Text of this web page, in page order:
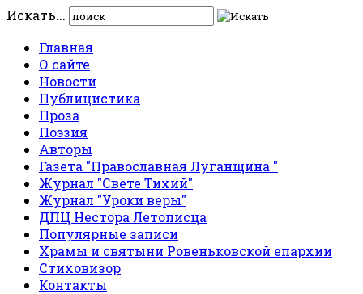
Искать...
Главная
О сайте
Новости
Публицистика
Проза
Поэзия
Авторы
Газета "Православная Луганщина "
Журнал "Свете Тихий"
Журнал "Уроки веры"
ДПЦ Нестора Летописца
Популярные записи
Храмы и святыни Ровеньковской епархии
Стиховизор
Контакты